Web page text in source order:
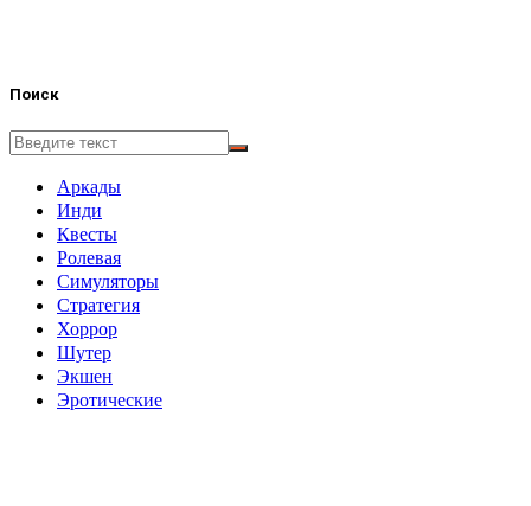
Поиск
Аркады
Инди
Квесты
Ролевая
Симуляторы
Стратегия
Хоррор
Шутер
Экшен
Эротические